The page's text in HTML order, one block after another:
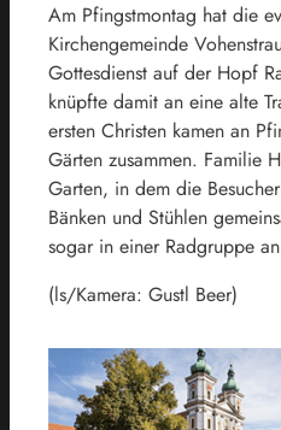
Am Pfingstmontag hat die
Kirchengemeinde
Gottesdienst auf der Hopf
knüpfte damit an eine alte
ersten Christen kamen an
Gärten zusammen. Familie
Garten, in dem die
Bänken und Stühlen
sogar in einer Radgruppe
(ls/Kamera: Gustl Beer)